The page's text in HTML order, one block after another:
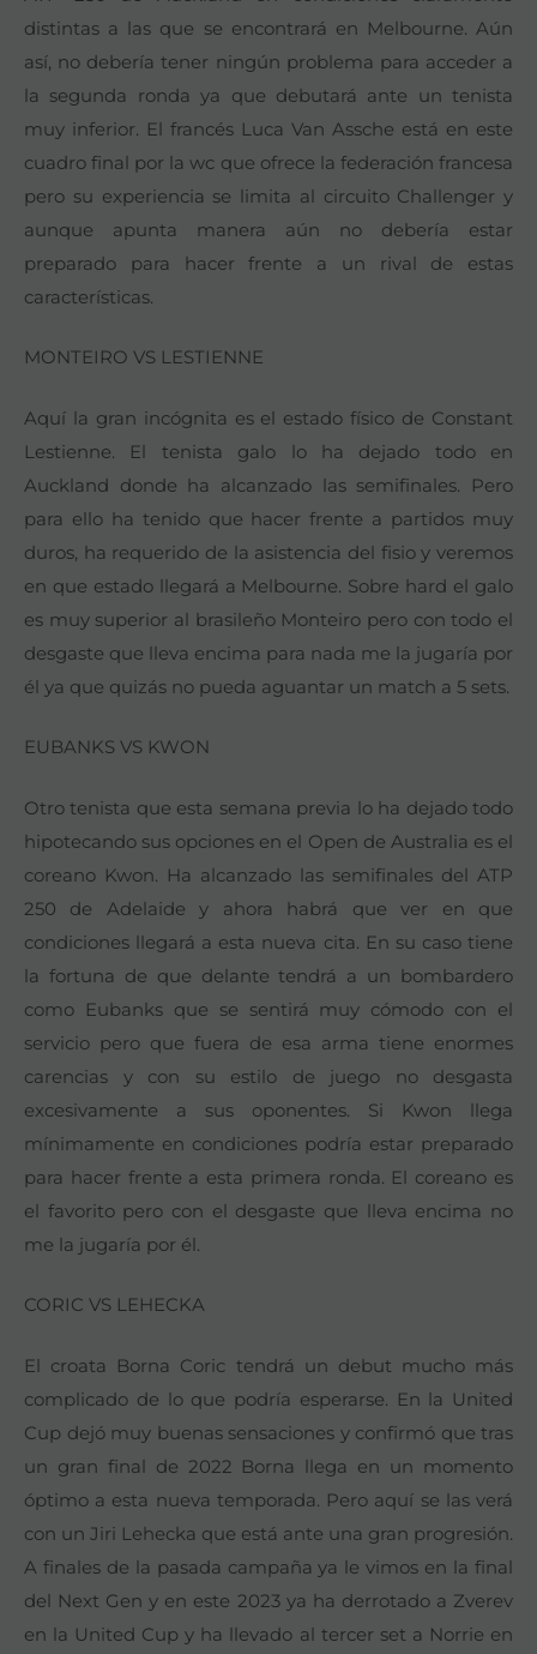
distintas a las que se encontrará en Melbourne. Aún
así, no debería tener ningún problema para acceder a
la segunda ronda ya que debutará ante un tenista
muy inferior. El francés Luca Van Assche está en este
cuadro final por la wc que ofrece la federación francesa
pero su experiencia se limita al circuito Challenger y
aunque apunta manera aún no debería estar
preparado para hacer frente a un rival de estas
características.
MONTEIRO VS LESTIENNE
Aquí la gran incógnita es el estado físico de Constant
Lestienne. El tenista galo lo ha dejado todo en
Auckland donde ha alcanzado las semifinales. Pero
para ello ha tenido que hacer frente a partidos muy
duros, ha requerido de la asistencia del fisio y veremos
en que estado llegará a Melbourne. Sobre hard el galo
es muy superior al brasileño Monteiro pero con todo el
desgaste que lleva encima para nada me la jugaría por
él ya que quizás no pueda aguantar un match a 5 sets.
EUBANKS VS KWON
Otro tenista que esta semana previa lo ha dejado todo
hipotecando sus opciones en el Open de Australia es el
coreano Kwon. Ha alcanzado las semifinales del ATP
250 de Adelaide y ahora habrá que ver en que
condiciones llegará a esta nueva cita. En su caso tiene
la fortuna de que delante tendrá a un bombardero
como Eubanks que se sentirá muy cómodo con el
servicio pero que fuera de esa arma tiene enormes
carencias y con su estilo de juego no desgasta
excesivamente a sus oponentes. Si Kwon llega
mínimamente en condiciones podría estar preparado
para hacer frente a esta primera ronda. El coreano es
el favorito pero con el desgaste que lleva encima no
me la jugaría por él.
CORIC VS LEHECKA
El croata Borna Coric tendrá un debut mucho más
complicado de lo que podría esperarse. En la United
Cup dejó muy buenas sensaciones y confirmó que tras
un gran final de 2022 Borna llega en un momento
óptimo a esta nueva temporada. Pero aquí se las verá
con un Jiri Lehecka que está ante una gran progresión.
A finales de la pasada campaña ya le vimos en la final
del Next Gen y en este 2023 ya ha derrotado a Zverev
en la United Cup y ha llevado al tercer set a Norrie en